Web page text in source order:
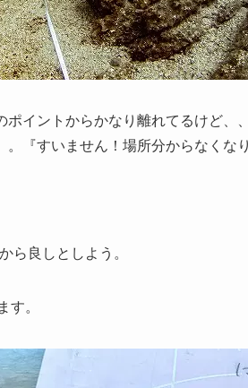
イントからかなり離れてるけど、
『すいません！場所分からなくな
ら良しとしよう。
す。